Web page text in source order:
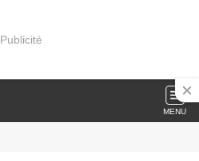
Publicité
MENU